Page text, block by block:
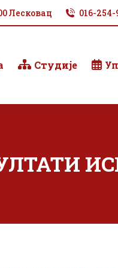
Лесковац 016-254-
Студије